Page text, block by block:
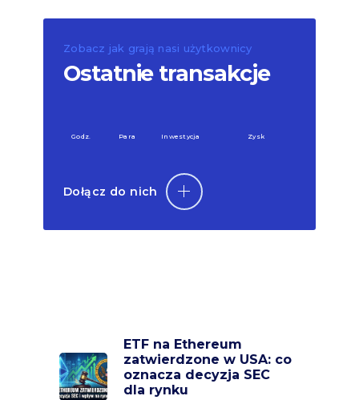
Zobacz jak grają nasi użytkownicy
Ostatnie transakcje
Godz. Para Inwestycja Zysk
Dołącz do nich
ETF na Ethereum
zatwierdzone w USA: co
oznacza decyzja SEC
dla rynku